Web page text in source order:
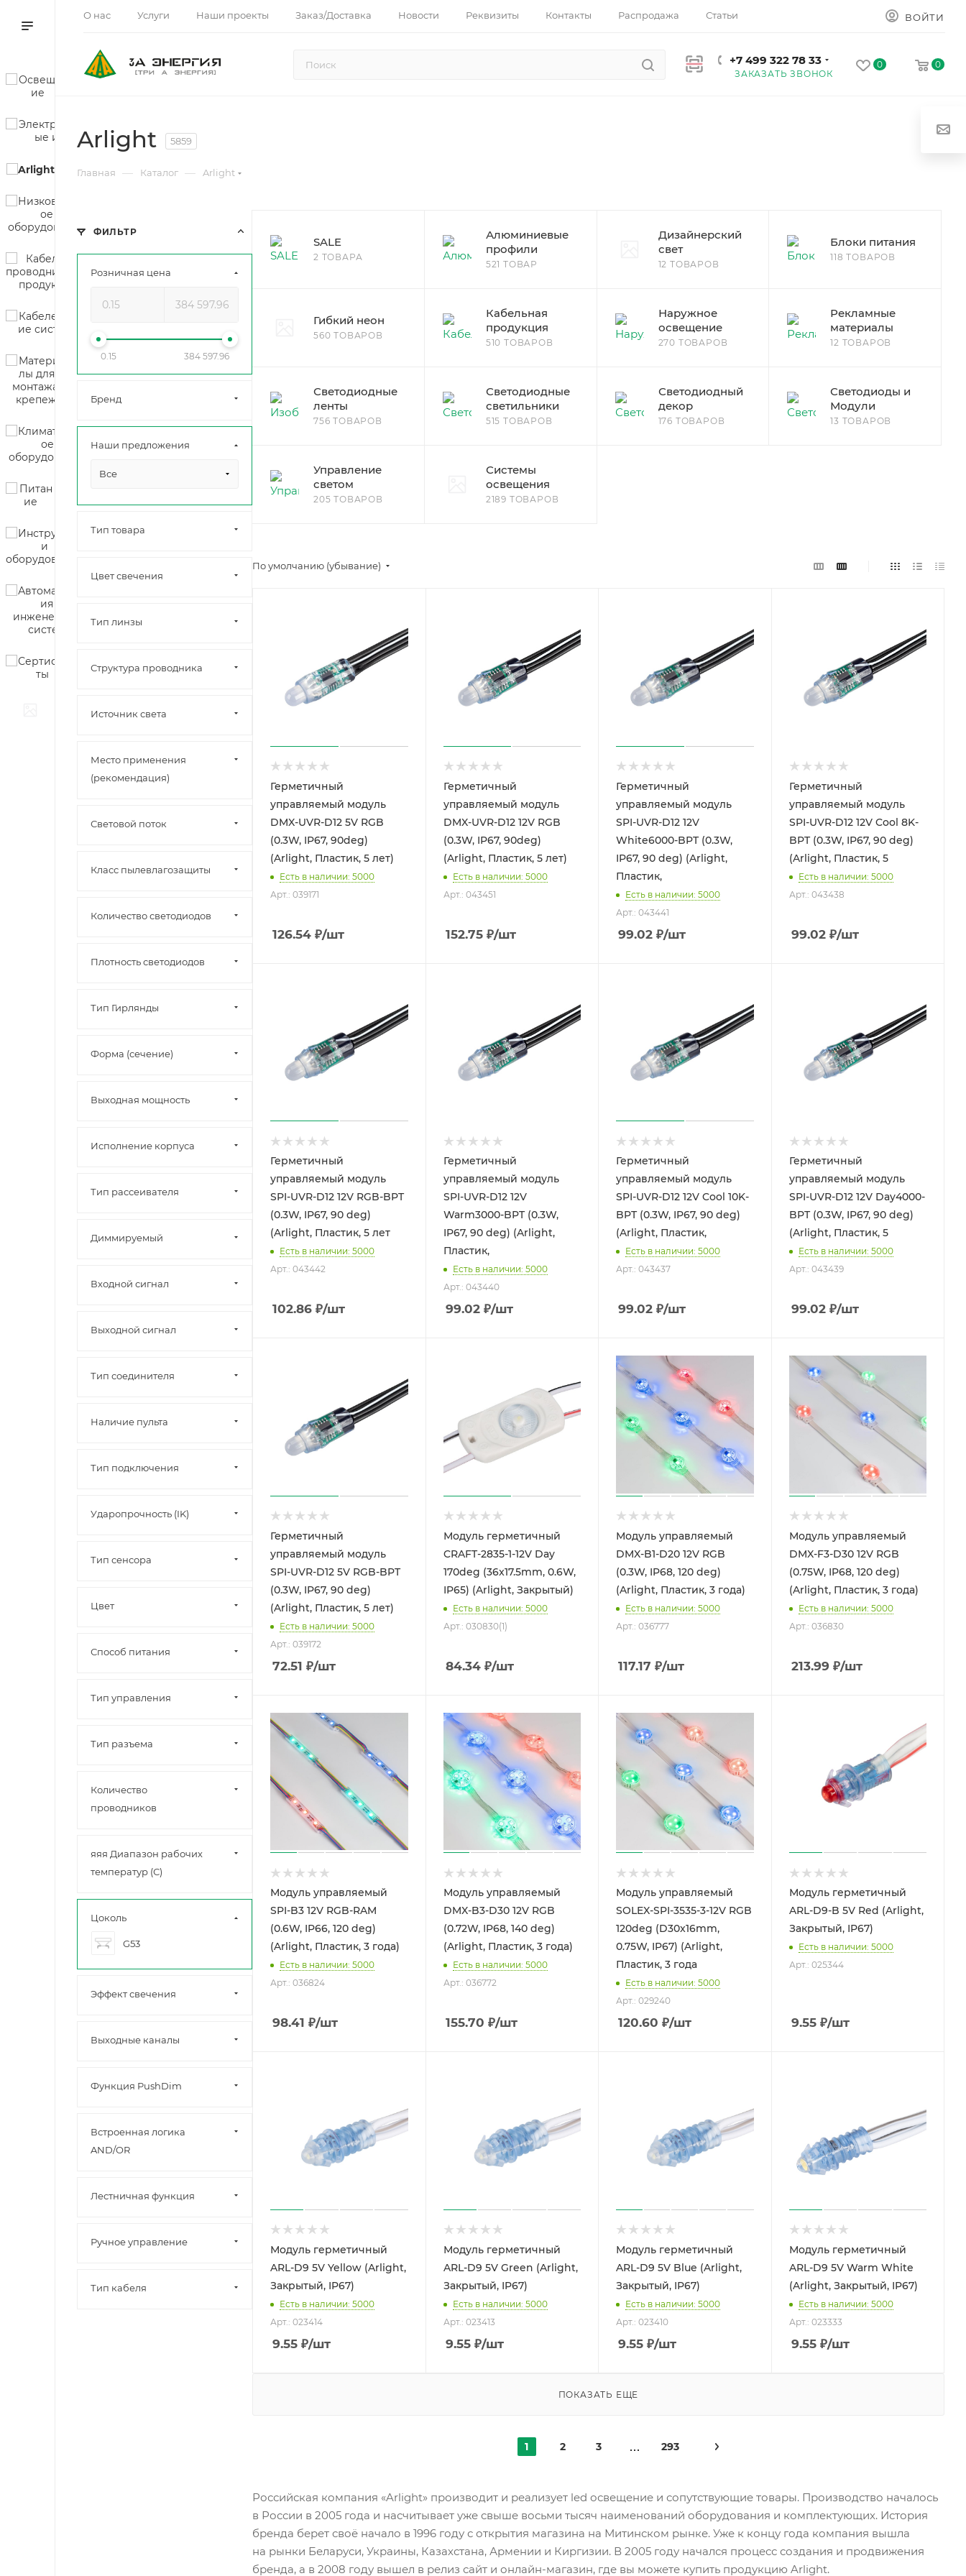
О нас Услуги Наши проекты Заказ/Доставка Новости Реквизиты Контакты Распродажа Статьи ВОЙТИ
+7 499 322 78 33
ЗАКАЗАТЬ ЗВОНОК
0 0
Arlight 5859
Главная — Каталог — Arlight
SALE
2 ТОВАРА
Алюминиевые
профили
521 ТОВАР
Дизайнерский
свет
12 ТОВАРОВ
Блоки питания
118 ТОВАРОВ
Гибкий неон
560 ТОВАРОВ
Кабельная
продукция
510 ТОВАРОВ
Наружное
освещение
270 ТОВАРОВ
Рекламные
материалы
12 ТОВАРОВ
Светодиодные
ленты
756 ТОВАРОВ
Светодиодные
светильники
515 ТОВАРОВ
Светодиодный
декор
176 ТОВАРОВ
Светодиоды и
Модули
13 ТОВАРОВ
Управление
светом
205 ТОВАРОВ
Системы
освещения
2189 ТОВАРОВ
По умолчанию (убывание)
Герметичный
управляемый модуль
DMX-UVR-D12 5V RGB
(0.3W, IP67, 90deg)
(Arlight, Пластик, 5 лет)
Есть в наличии: 5000
Арт.: 039171
126.54 ₽/шт
Герметичный
управляемый модуль
DMX-UVR-D12 12V RGB
(0.3W, IP67, 90deg)
(Arlight, Пластик, 5 лет)
Есть в наличии: 5000
Арт.: 043451
152.75₽/шт
Герметичный
управляемый модуль
SPI-UVR-D12 12V
White6000-BPT (0.3W,
IP67, 90 deg) (Arlight,
Пластик,
Есть в наличии: 5000
Арт.: 043441
99.02 ₽/шт
Герметичный
управляемый модуль
SPI-UVR-D12 12V Cool 8K-
BPT (0.3W, IP67, 90 deg)
(Arlight, Пластик, 5
Есть в наличии: 5000
Арт.: 043438
99.02₽/шт
Герметичный
управляемый модуль
SPI-UVR-D12 12V RGB-BPT
(0.3W, IP67, 90 deg)
(Arlight, Пластик, 5 лет
Есть в наличии: 5000
Арт.: 043442
102.86 ₽/шт
Герметичный
управляемый модуль
SPI-UVR-D12 12V
Warm3000-BPT (0.3W,
IP67, 90 deg) (Arlight,
Пластик,
Есть в наличии: 5000
Арт.: 043440
99.02₽/шт
Герметичный
управляемый модуль
SPI-UVR-D12 12V Cool 10K-
BPT (0.3W, IP67, 90 deg)
(Arlight, Пластик,
Есть в наличии: 5000
Арт.: 043437
99.02 ₽/шт
Герметичный
управляемый модуль
SPI-UVR-D12 12V Day4000-
BPT (0.3W, IP67, 90 deg)
(Arlight, Пластик, 5
Есть в наличии: 5000
Арт.: 043439
99.02₽/шт
Герметичный
управляемый модуль
SPI-UVR-D12 5V RGB-BPT
(0.3W, IP67, 90 deg)
(Arlight, Пластик, 5 лет)
Есть в наличии: 5000
Арт.: 039172
72.51 ₽/шт
Модуль герметичный
CRAFT-2835-1-12V Day
170deg (36x17.5mm, 0.6W,
IP65) (Arlight, Закрытый)
Есть в наличии: 5000
Арт.: 030830(1)
84.34₽/шт
Модуль управляемый
DMX-B1-D20 12V RGB
(0.3W, IP68, 120 deg)
(Arlight, Пластик, 3 года)
Есть в наличии: 5000
Арт.: 036777
117.17 ₽/шт
Модуль управляемый
DMX-F3-D30 12V RGB
(0.75W, IP68, 120 deg)
(Arlight, Пластик, 3 года)
Есть в наличии: 5000
Арт.: 036830
213.99 ₽/шт
Модуль управляемый
SPI-B3 12V RGB-RAM
(0.6W, IP66, 120 deg)
(Arlight, Пластик, 3 года)
Есть в наличии: 5000
Арт.: 036824
98.41 ₽/шт
Модуль управляемый
DMX-B3-D30 12V RGB
(0.72W, IP68, 140 deg)
(Arlight, Пластик, 3 года)
Есть в наличии: 5000
Арт.: 036772
155.70 ₽/шт
Модуль управляемый
SOLEX-SPI-3535-3-12V RGB
120deg (D30x16mm,
0.75W, IP67) (Arlight,
Пластик, 3 года
Есть в наличии: 5000
Арт.: 029240
120.60 ₽/шт
Модуль герметичный
ARL-D9-B 5V Red (Arlight,
Закрытый, IP67)
Есть в наличии: 5000
Арт.: 025344
9.55₽/шт
Модуль герметичный
ARL-D9 5V Yellow (Arlight,
Закрытый, IP67)
Есть в наличии: 5000
Арт.: 023414
9.55 ₽/шт
Модуль герметичный
ARL-D9 5V Green (Arlight,
Закрытый, IP67)
Есть в наличии: 5000
Арт.: 023413
9.55₽/шт
Модуль герметичный
ARL-D9 5V Blue (Arlight,
Закрытый, IP67)
Есть в наличии: 5000
Арт.: 023410
9.55 ₽/шт
Модуль герметичный
ARL-D9 5V Warm White
(Arlight, Закрытый, IP67)
Есть в наличии: 5000
Арт.: 023333
9.55₽/шт
ПОКАЗАТЬ ЕЩЕ
1 2 3 293
Российская компания «Arlight» производит и реализует led освещение и сопутствующие товары. Производство началось
в России в 2005 года и насчитывает уже свыше восьми тысяч наименований оборудования и комплектующих. История
бренда берет своё начало в 1996 году с открытия магазина на Митинском рынке. Уже к концу года компания вышла
на рынки Беларуси, Украины, Казахстана, Армении и Киргизии. В 2005 году начался процесс создания и продвижения
бренда, а в 2008 году вышел в релиз сайт и онлайн-магазин, где вы можете купить продукцию Arlight.
ФИЛЬТР
Розничная цена
0.15 384 597.96
Бренд
Наши предложения
Все
Тип товара
Цвет свечения
Тип линзы
Структура проводника
Источник света
Место применения
(рекомендация)
Световой поток
Класс пылевлагозащиты
Количество светодиодов
Плотность светодиодов
Тип Гирлянды
Форма (сечение)
Выходная мощность
Исполнение корпуса
Тип рассеивателя
Диммируeмый
Входной сигнал
Выходной сигнал
Тип соединителя
Наличие пульта
Тип подключения
Ударопрочность (IK)
Тип сенсора
Цвет
Способ питания
Тип управления
Тип разъема
Количество
проводников
яяя Диапазон рабочих
температур (С)
Цоколь
G53
Эффект свечения
Выходные каналы
Функция PushDim
Встроенная логика
AND/OR
Лестничная функция
Ручное управление
Тип кабеля